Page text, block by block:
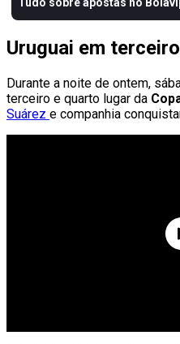
Uruguai em
Durante a noite de ontem,
terceiro e quarto lugar da
Suárez e companhia